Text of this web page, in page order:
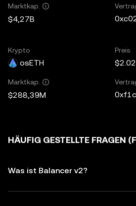
Marktkap.
$4,27B
Krypto
osETH
Preis
Marktkap.
$288,39M
HÄUFIG GESTELLTE FRAGEN
Was ist Balancer v2?